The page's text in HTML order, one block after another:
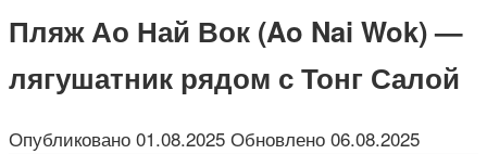
Пляж Ао Най Вок (Ao Nai Wok) —
лягушатник рядом с Тонг Салой
Опубликовано 01.08.2025 Обновлено 06.08.2025